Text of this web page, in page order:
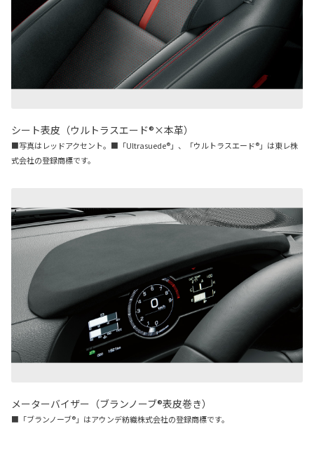
シート表皮（ウルトラスエード®×本革）
■写真はレッドアクセント。■「Ultrasuede®︎」、「ウルトラスエード®」は東レ株
式会社の登録商標です。
メーターバイザー（ブランノーブ®表皮巻き）
■「ブランノーブ®」はアウンデ紡織株式会社の登録商標です。